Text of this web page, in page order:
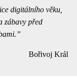
digitálního věku,
zábavy před
Bořivoj Král